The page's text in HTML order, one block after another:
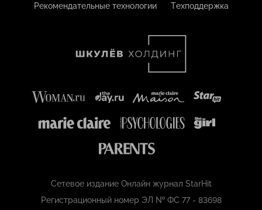
Рекомендательные технологии
Техподдержка
Сетевое издание Онлайн журнал StarHit
Регистрационный номер ЭЛ № ФС 77 - 83698